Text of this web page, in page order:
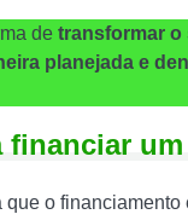
de transformar o
planejada e
financiar
o financiamento